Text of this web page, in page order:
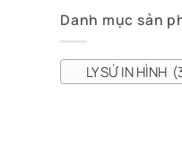
Danh mục sản
LY SỨ IN HÌNH